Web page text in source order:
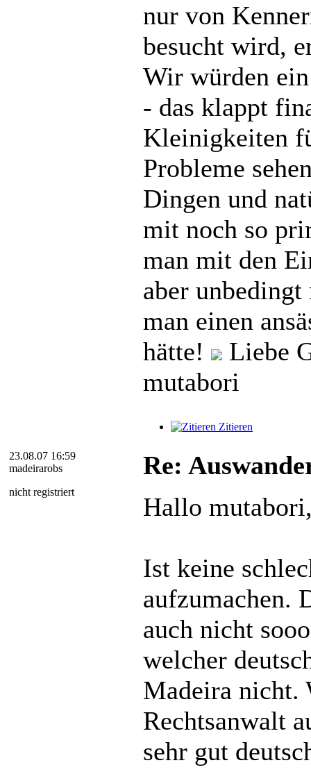
nur von
besucht wird,
Wir würden
- das klappt
Kleinigkeiten
Probleme
Dingen und
mit noch so
man mit den
aber
man einen
hätte!
Liebe
mutabori
Zitieren
23.08.07 16:59
madeirarobs
nicht registriert
Re:
Hallo
Ist keine
aufzumachen.
auch nicht
welcher
Madeira nicht.
Rechtsanwalt
sehr gut